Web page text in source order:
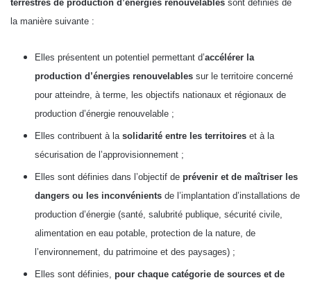
terrestres de production d’énergies renouvelables sont définies de
la manière suivante :
Elles présentent un potentiel permettant d’accélérer la
production d’énergies renouvelables sur le territoire concerné
pour atteindre, à terme, les objectifs nationaux et régionaux de
production d’énergie renouvelable ;
Elles contribuent à la solidarité entre les territoires et à la
sécurisation de l’approvisionnement ;
Elles sont définies dans l’objectif de prévenir et de maîtriser les
dangers ou les inconvénients de l’implantation d’installations de
production d’énergie (santé, salubrité publique, sécurité civile,
alimentation en eau potable, protection de la nature, de
l’environnement, du patrimoine et des paysages) ;
Elles sont définies, pour chaque catégorie de sources et de